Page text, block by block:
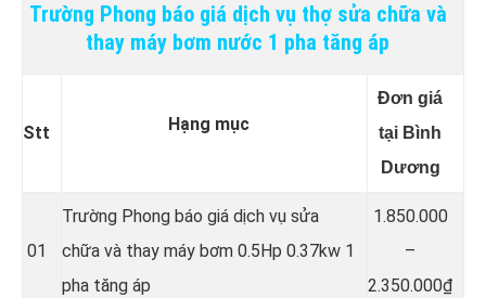
Trường Phong báo giá dịch vụ thợ sửa chữa và
thay máy bơm nước 1 pha tăng áp
Stt Hạng mục
Đơn giá
tại Bình
Dương
01
Trường Phong báo giá dịch vụ sửa
chữa và thay máy bơm 0.5Hp 0.37kw 1
pha tăng áp
1.850.000
–
2.350.000₫